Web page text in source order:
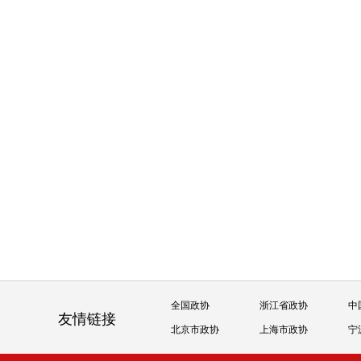
友情链接
全国政协 浙江省政协 中
北京市政协 上海市政协 宁